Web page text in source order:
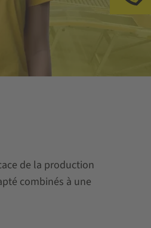
de la production
combinés à une